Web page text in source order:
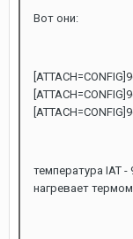
Вот они:
температура IAT
нагревает